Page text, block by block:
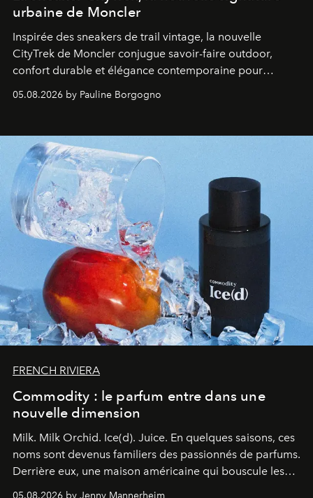
urbaine de Moncler
Inspirée des sneakers de trail vintage, la nouvelle
CityTrek de Moncler conjugue savoir-faire outdoor,
confort durable et élégance contemporaine pour
accompagner les explorations du quotidien.
05.08.2026 by Pauline Borgogno
FRENCH RIVIERA
Commodity : le parfum entre dans une
nouvelle dimension
Milk. Milk Orchid. Ice(d). Juice. En quelques saisons, ces
noms sont devenus familiers des passionnés de parfums.
Derrière eux, une maison américaine qui bouscule les
codes de la parfumerie contemporaine en proposant
05.08.2026 by Jenny Mannerheim